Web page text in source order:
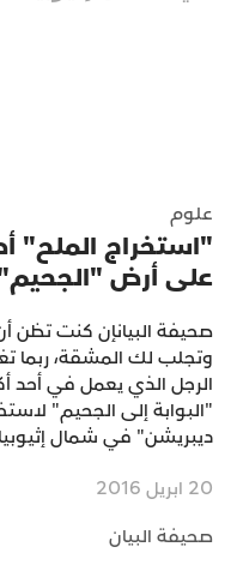
علوم
"استخراج
على أرض
صحيفة البيانإن كنت تظن
وتجلب لك المشقة، ربما
الرجل الذي يعمل في أحد
"البوابة إلى الجحيم"
ديبريشن" في شمال
20 ابريل 2016
صحيفة البيان